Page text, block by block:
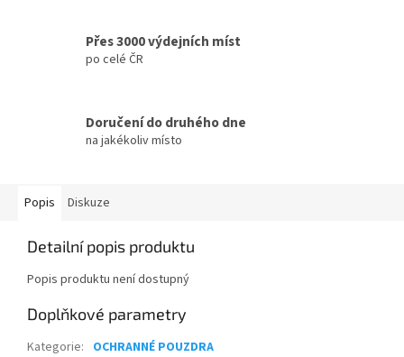
Přes 3000 výdejních míst
po celé ČR
Doručení do druhého dne
na jakékoliv místo
Popis Diskuze
Detailní popis produktu
Popis produktu není dostupný
Doplňkové parametry
Kategorie: OCHRANNÉ POUZDRA